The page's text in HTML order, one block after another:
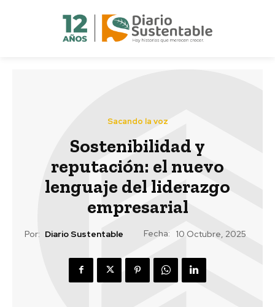
Sacando la voz
Sostenibilidad y
reputación: el nuevo
lenguaje del liderazgo
empresarial
Por: Diario Sustentable Fecha: 10 Octubre, 2025